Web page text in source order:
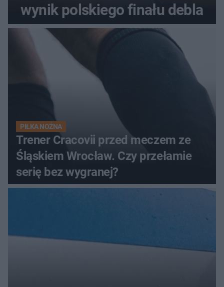
wynik polskiego finału debla
PIŁKA NOŻNA
Trener Cracovii przed meczem ze
Śląskiem Wrocław. Czy przełamie
serię bez wygranej?